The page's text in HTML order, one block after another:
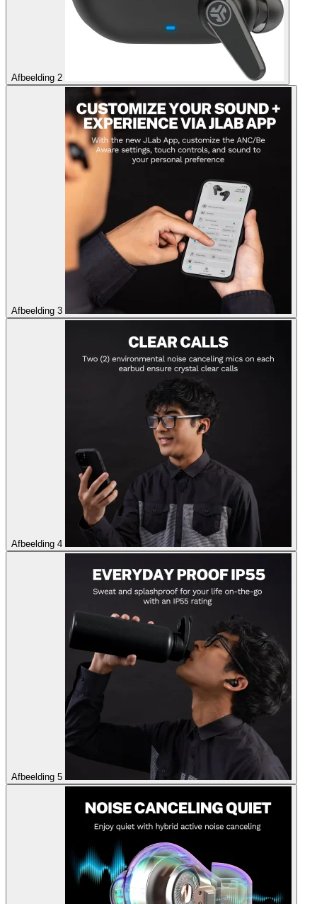
Afbeelding 2
Afbeelding 3
Afbeelding 4
Afbeelding 5